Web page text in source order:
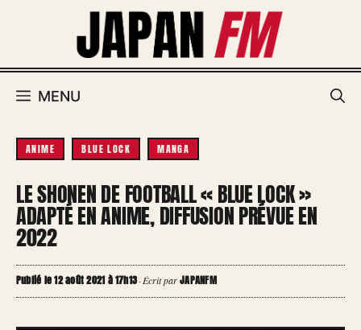
MENU
ANIME BLUE LOCK MANGA
LE SHONEN DE FOOTBALL « BLUE LOCK »
ADAPTÉ EN ANIME, DIFFUSION PRÉVUE EN
2022
Publié le 12 août 2021 à 17h13·Écrit parJAPANFM